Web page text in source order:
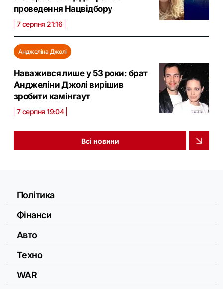
проведення Нацвідбору
7 серпня 21:16
Анджеліна Джолі
Наважився лише у 53 роки: брат
Анджеліни Джолі вирішив
зробити камінгаут
7 серпня 19:04
Всі новини
Політика
Фінанси
Авто
Техно
WAR